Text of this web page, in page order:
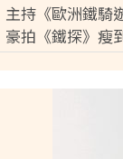
主持《歐洲鐵騎
豪拍《鐵探》瘦